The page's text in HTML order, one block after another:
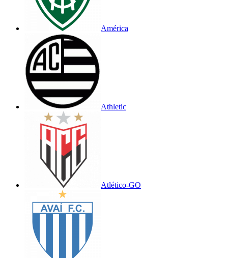
América
Athletic
Atlético-GO